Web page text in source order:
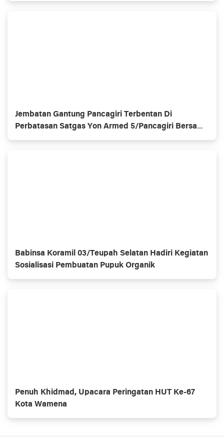
Jembatan Gantung Pancagiri Terbentan Di
Perbatasan Satgas Yon Armed 5/Pancagiri Bersama
Vertikal Rescue Dan PT MA/BDRMS
Babinsa Koramil 03/Teupah Selatan Hadiri Kegiatan
Sosialisasi Pembuatan Pupuk Organik
Penuh Khidmad, Upacara Peringatan HUT Ke-67
Kota Wamena